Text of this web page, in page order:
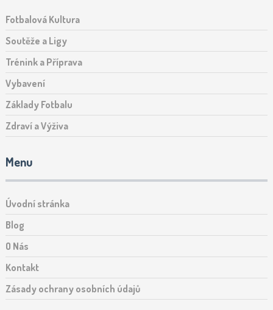
Fotbalová Kultura
Soutěže a Ligy
Trénink a Příprava
Vybavení
Základy Fotbalu
Zdraví a Výživa
Menu
Úvodní stránka
Blog
O Nás
Kontakt
Zásady ochrany osobních údajů